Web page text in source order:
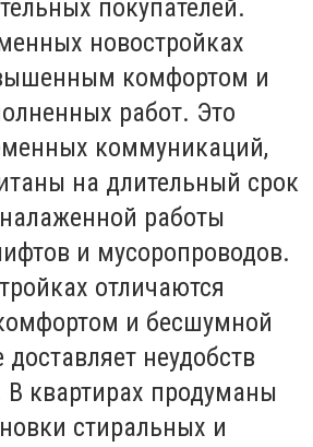
покупателей.
новостройках
комфортом и
работ. Это
коммуникаций,
на длительный срок
работы
и мусоропроводов.
отличаются
и бесшумной
доставляет неудобств
квартирах продуманы
стиральных и